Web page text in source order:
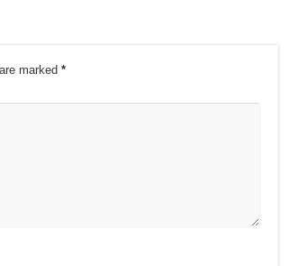
marked *